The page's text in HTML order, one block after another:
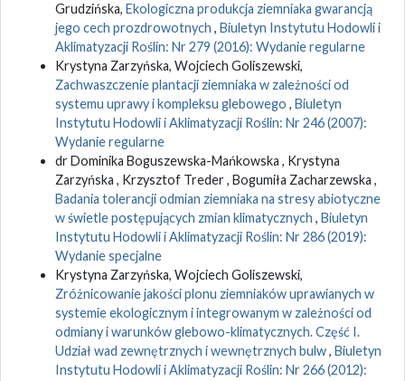
Grudzińska, Ekologiczna produkcja ziemniaka gwarancją
jego cech prozdrowotnych , Biuletyn Instytutu Hodowli i
Aklimatyzacji Roślin: Nr 279 (2016): Wydanie regularne
Krystyna Zarzyńska, Wojciech Goliszewski,
Zachwaszczenie plantacji ziemniaka w zależności od
systemu uprawy i kompleksu glebowego , Biuletyn
Instytutu Hodowli i Aklimatyzacji Roślin: Nr 246 (2007):
Wydanie regularne
dr Dominika Boguszewska-Mańkowska , Krystyna
Zarzyńska , Krzysztof Treder , Bogumiła Zacharzewska ,
Badania tolerancji odmian ziemniaka na stresy abiotyczne
w świetle postępujących zmian klimatycznych , Biuletyn
Instytutu Hodowli i Aklimatyzacji Roślin: Nr 286 (2019):
Wydanie specjalne
Krystyna Zarzyńska, Wojciech Goliszewski,
Zróżnicowanie jakości plonu ziemniaków uprawianych w
systemie ekologicznym i integrowanym w zależności od
odmiany i warunków glebowo-klimatycznych. Część I.
Udział wad zewnętrznych i wewnętrznych bulw, Biuletyn
Instytutu Hodowli i Aklimatyzacji Roślin: Nr 266 (2012):